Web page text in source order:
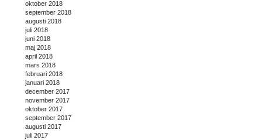
oktober 2018
september 2018
augusti 2018
juli 2018
juni 2018
maj 2018
april 2018
mars 2018
februari 2018
januari 2018
december 2017
november 2017
oktober 2017
september 2017
augusti 2017
juli 2017